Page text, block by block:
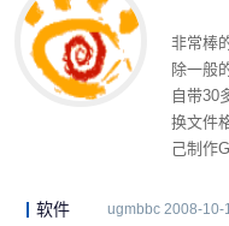
非常棒
除一般
自带30
换文件
己制作
软件 ugmbbc 2008-10-